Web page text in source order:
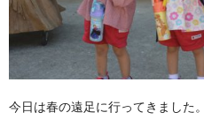
今日は春の遠足に行ってきました。